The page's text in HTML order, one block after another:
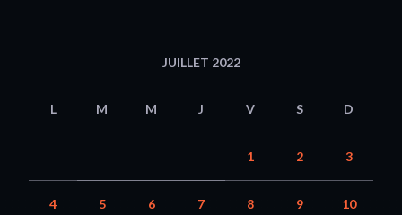
JUILLET 2022
L M M J V S D
1 2 3
4 5 6 7 8 9 10